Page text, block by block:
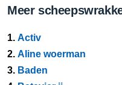
Meer
1. Activ
2. Aline woerman
3. Baden